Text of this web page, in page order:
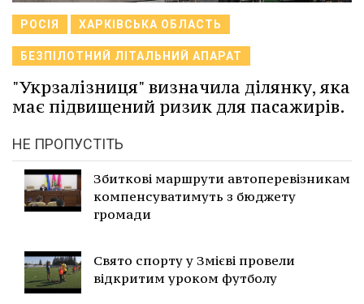
РОСІЯ ХАРКІВСЬКА ОБЛАСТЬ
БЕЗПІЛОТНИЙ ЛІТАЛЬНИЙ АПАРАТ
"Укрзалізниця" визначила ділянку, яка
має підвищений ризик для пасажирів.
НЕ ПРОПУСТІТЬ
Збиткові маршрути автоперевізникам
компенсуватимуть з бюджету
громади
Свято спорту у Змієві провели
відкритим уроком футболу